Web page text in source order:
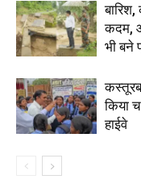
कदम,
भी बने
किया
हाईवे